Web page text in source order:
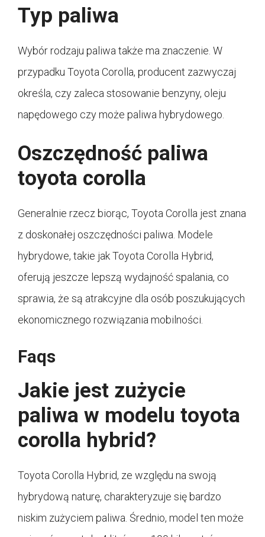
Typ paliwa
Wybór rodzaju paliwa także ma znaczenie. W
przypadku Toyota Corolla, producent zazwyczaj
określa, czy zaleca stosowanie benzyny, oleju
napędowego czy może paliwa hybrydowego.
Oszczędność paliwa
toyota corolla
Generalnie rzecz biorąc, Toyota Corolla jest znana
z doskonałej oszczędności paliwa. Modele
hybrydowe, takie jak Toyota Corolla Hybrid,
oferują jeszcze lepszą wydajność spalania, co
sprawia, że są atrakcyjne dla osób poszukujących
ekonomicznego rozwiązania mobilności.
Faqs
Jakie jest zużycie
paliwa w modelu toyota
corolla hybrid?
Toyota Corolla Hybrid, ze względu na swoją
hybrydową naturę, charakteryzuje się bardzo
niskim zużyciem paliwa. Średnio, model ten może